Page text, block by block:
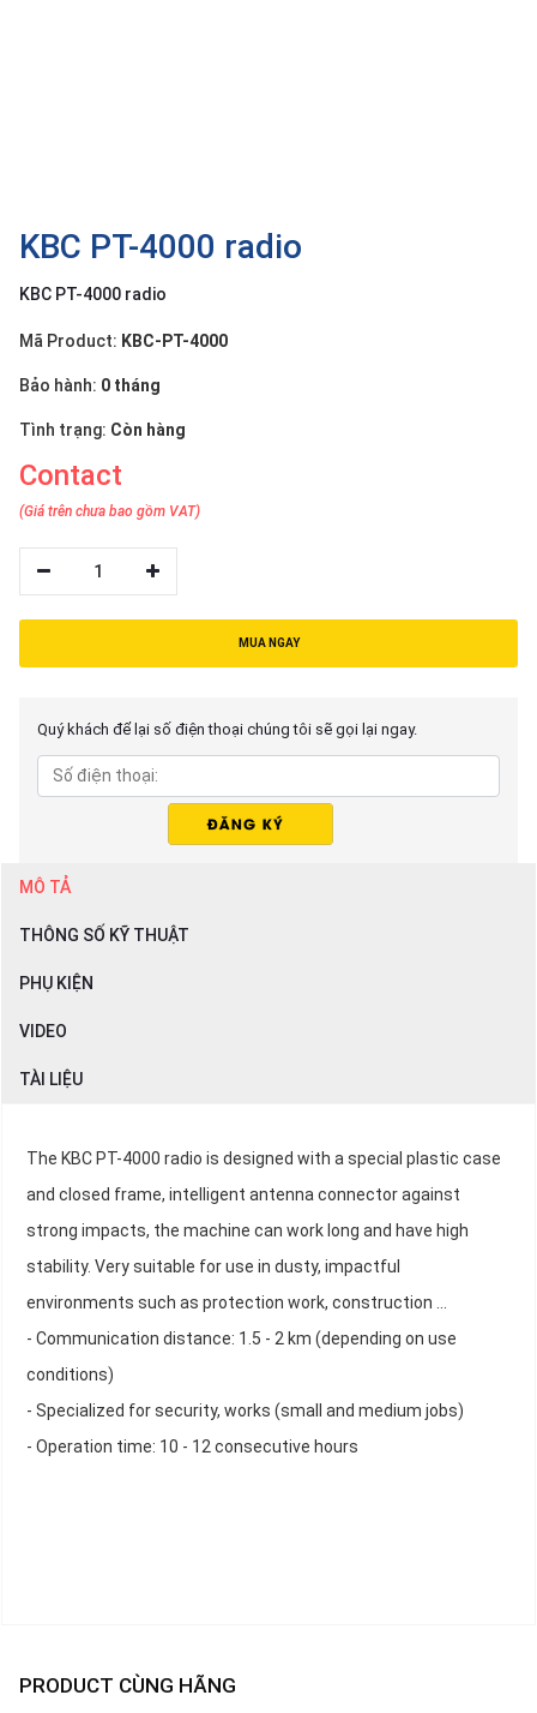
KBC PT-4000 radio
KBC PT-4000 radio
Mã Product: KBC-PT-4000
Bảo hành: 0 tháng
Tình trạng: Còn hàng
Contact
(Giá trên chưa bao gồm VAT)
1
MUA NGAY
Quý khách để lại số điện thoại chúng tôi sẽ gọi lại ngay.
MÔ TẢ
THÔNG SỐ KỸ THUẬT
PHỤ KIỆN
VIDEO
TÀI LIỆU
The KBC PT-4000 radio is designed with a special plastic case
and closed frame, intelligent antenna connector against
strong impacts, the machine can work long and have high
stability. Very suitable for use in dusty, impactful
environments such as protection work, construction ...
- Communication distance: 1.5 - 2 km (depending on use
conditions)
- Specialized for security, works (small and medium jobs)
- Operation time: 10 - 12 consecutive hours
PRODUCT CÙNG HÃNG
Contact
thiệu
việt
English